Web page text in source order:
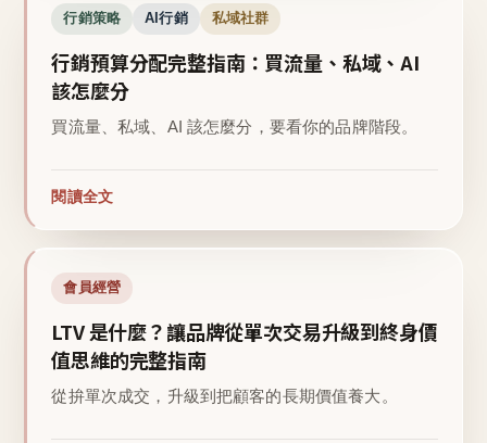
行銷策略 AI行銷 私域社群
行銷預算分配完整指南：買流量、私域、AI
該怎麼分
買流量、私域、AI 該怎麼分，要看你的品牌階段。
閱讀全文
會員經營
LTV 是什麼？讓品牌從單次交易升級到終身價
值思維的完整指南
從拚單次成交，升級到把顧客的長期價值養大。